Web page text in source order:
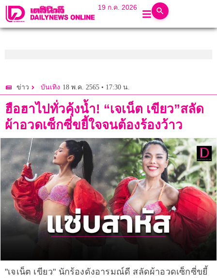
19 ก.ค. 2026
ข่าว บันเทิง 18 พ.ค. 2565 • 17:30 น.
ฮือฮาไปทั่วคุ้งน้ำ! “เจเน็ต เขียว”สลัด
ผ้าอวดเซ็กซี่ขยี้ใจจนต้องร้องว้าว
"เจเน็ต เขียว" นักร้องดังอารมณ์ดี สลัดผ้าอวดเซ็กซี่ขยี้